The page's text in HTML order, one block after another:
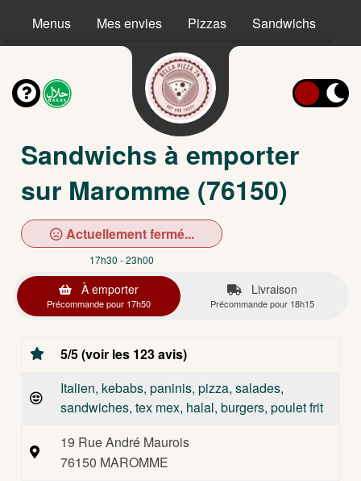
Menus Mes envies Pizzas Sandwichs
Sandwichs à emporter
sur Maromme (76150)
Actuellement fermé...
17h30 - 23h00
À emporter
Précommande pour 17h50
Livraison
Précommande pour 18h15
5/5 (voir les 123 avis)
Italien, kebabs, paninis, pizza, salades,
sandwiches, tex mex, halal, burgers, poulet frit
19 Rue André Maurois
76150 MAROMME